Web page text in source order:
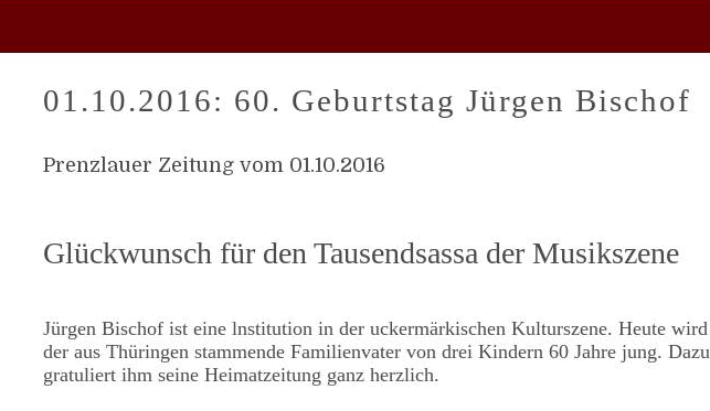
01.10.2016: 60. Geburtstag Jürgen Bischof
Prenzlauer Zeitung vom 01.10.2016
Glückwunsch für den Tausendsassa der Musikszene
Jürgen Bischof ist eine lnstitution in der uckermärkischen Kulturszene. Heute wird
der aus Thüringen stammende Familienvater von drei Kindern 60 Jahre jung. Dazu
gratuliert ihm seine Heimatzeitung ganz herzlich.